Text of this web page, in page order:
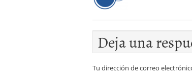
Deja una
Tu dirección de correo